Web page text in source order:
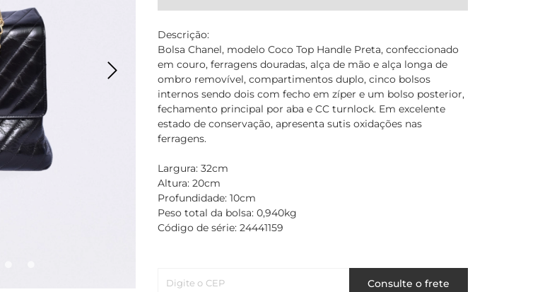
Descrição:
Bolsa Chanel, modelo Coco Top Handle Preta, confeccionado
em couro, ferragens douradas, alça de mão e alça longa de
ombro removível, compartimentos duplo, cinco bolsos
internos sendo dois com fecho em zíper e um bolso posterior,
fechamento principal por aba e CC turnlock. Em excelente
estado de conservação, apresenta sutis oxidações nas
ferragens.
Largura: 32cm
Altura: 20cm
Profundidade: 10cm
Peso total da bolsa: 0,940kg
Código de série: 24441159
Digite o CEP Consulte o frete